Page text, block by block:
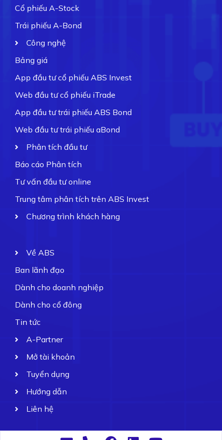
Cổ phiếu A-Stock
Trái phiếu A-Bond
Công nghệ
Bảng giá
App đầu tư cổ phiếu ABS Invest
Web đầu tư cổ phiếu iTrade
App đầu tư trái phiếu ABS Bond
Web đầu tư trái phiếu aBond
Phân tích đầu tư
Báo cáo Phân tích
Tư vấn đầu tư online
Trung tâm phân tích trên ABS Invest
Chương trình khách hàng
Về ABS
Ban lãnh đạo
Dành cho doanh nghiệp
Dành cho cổ đông
Tin tức
A-Partner
Mở tài khoản
Tuyển dụng
Hướng dẫn
Liên hệ